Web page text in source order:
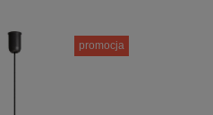
promocja